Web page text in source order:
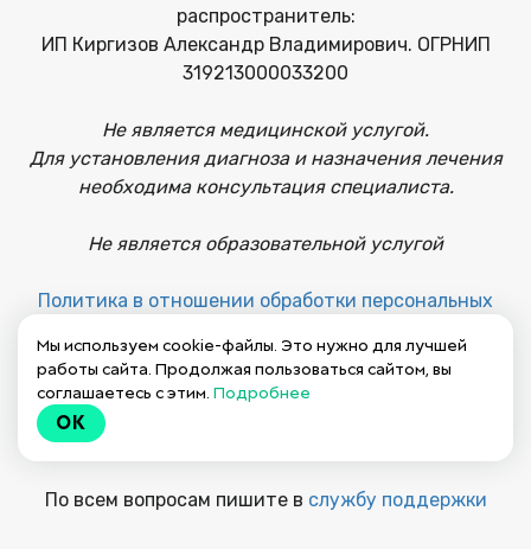
распространитель:
ИП Киргизов Александр Владимирович. ОГРНИП
319213000033200
Не является медицинской услугой.
Для установления диагноза и назначения лечения
необходима консультация специалиста.
Не является образовательной услугой
Политика в отношении обработки персональных
Публичная оферта на заключение договора
По всем вопросам пишите в службу поддержки
Мы используем cookie-файлы. Это нужно для лучшей
работы сайта. Продолжая пользоваться сайтом, вы
соглашаетесь с этим. Подробнее
OK